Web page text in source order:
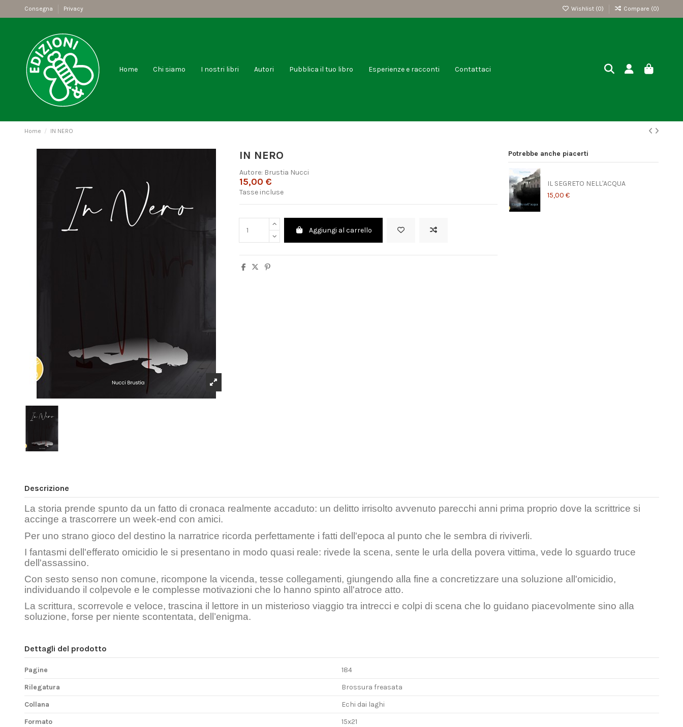
Consegna Privacy Wishlist (0) Compare (0)
Home Chi siamo I nostri libri Autori Pubblica il tuo libro Esperienze e racconti Contattaci
Home IN NERO
IN NERO
Autore: Brustia Nucci
15,00 €
Tasse incluse
Aggiungi al carrello
Potrebbe anche piacerti
IL SEGRETO NELL'ACQUA
15,00 €
Descrizione
La storia prende spunto da un fatto di cronaca realmente accaduto: un delitto irrisolto avvenuto parecchi anni prima proprio dove la scrittrice si
accinge a trascorrere un week-end con amici.
Per uno strano gioco del destino la narratrice ricorda perfettamente i fatti dell'epoca al punto che le sembra di riviverli.
I fantasmi dell'efferato omicidio le si presentano in modo quasi reale: rivede la scena, sente le urla della povera vittima, vede lo sguardo truce
dell'assassino.
Con sesto senso non comune, ricompone la vicenda, tesse collegamenti, giungendo alla fine a concretizzare una soluzione all'omicidio,
individuando il colpevole e le complesse motivazioni che lo hanno spinto all'atroce atto.
La scrittura, scorrevole e veloce, trascina il lettore in un misterioso viaggio tra intrecci e colpi di scena che lo guidano piacevolmente sino alla
soluzione, forse per niente scontentata, dell’enigma.
Dettagli del prodotto
Pagine
184
Rilegatura
Brossura freasata
Collana
Echi dai laghi
Formato
15x21